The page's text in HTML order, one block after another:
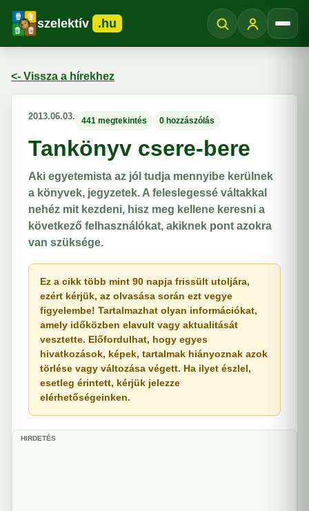
szelektív .hu
<- Vissza a hírekhez
2013.06.03. 441 megtekintés 0 hozzászólás
Tankönyv csere-bere
Aki egyetemista az jól tudja mennyibe kerülnek
a könyvek, jegyzetek. A feleslegessé váltakkal
nehéz mit kezdeni, hisz meg kellene keresni a
következő felhasználókat, akiknek pont azokra
van szüksége.
Ez a cikk több mint 90 napja frissült utoljára,
ezért kérjük, az olvasása során ezt vegye
figyelembe! Tartalmazhat olyan információkat,
amely időközben elavult vagy aktualitását
vesztette. Előfordulhat, hogy egyes
hivatkozások, képek, tartalmak hiányoznak azok
törlése vagy változása végett. Ha ilyet észlel,
esetleg érintett, kérjük jelezze
elérhetőségeinken.
HIRDETÉS